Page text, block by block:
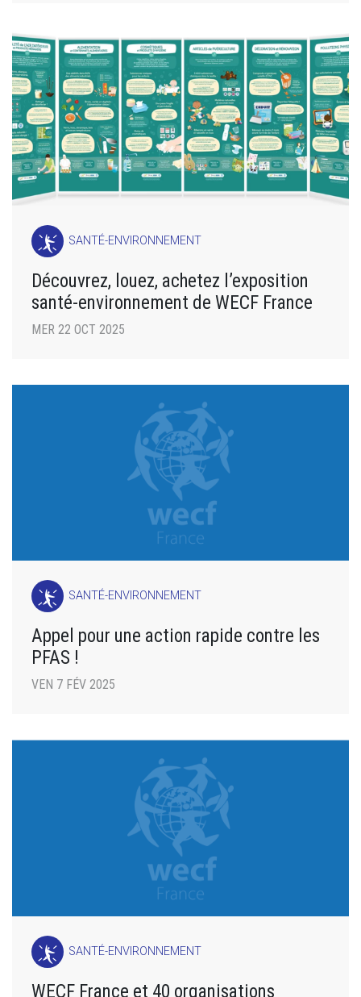
SANTÉ-ENVIRONNEMENT
Découvrez, louez, achetez l’exposition
santé-environnement de WECF France
MER 22 OCT 2025
SANTÉ-ENVIRONNEMENT
Appel pour une action rapide contre les
PFAS !
VEN 7 FÉV 2025
SANTÉ-ENVIRONNEMENT
WECF France et 40 organisations